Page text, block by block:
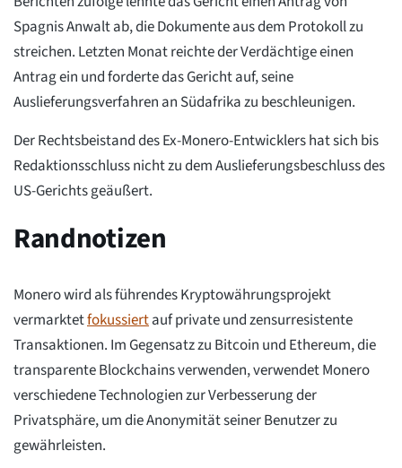
Spagnis Anwalt ab, die Dokumente aus dem Protokoll zu
streichen. Letzten Monat reichte der Verdächtige einen
Antrag ein und forderte das Gericht auf, seine
Auslieferungsverfahren an Südafrika zu beschleunigen.
Der Rechtsbeistand des Ex-Monero-Entwicklers hat sich bis
Redaktionsschluss nicht zu dem Auslieferungsbeschluss des
US-Gerichts geäußert.
Randnotizen
Monero wird als führendes Kryptowährungsprojekt
vermarktetfokussiertauf private und zensurresistente
Transaktionen. Im Gegensatz zu Bitcoin und Ethereum, die
transparente Blockchains verwenden, verwendet Monero
verschiedene Technologien zur Verbesserung der
Privatsphäre, um die Anonymität seiner Benutzer zu
gewährleisten.